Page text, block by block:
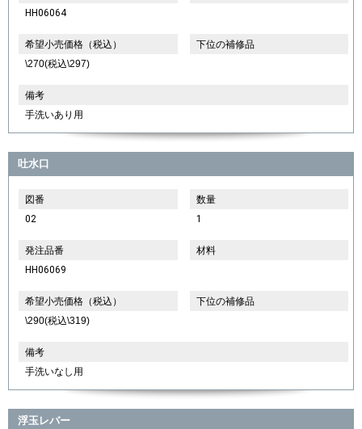
HH06064
希望小売価格（税込）
\270(税込\297)
下位の補修品
備考
手洗いあり用
吐水口
図番
02
数量
1
発注品番
HH06069
材料
希望小売価格（税込）
\290(税込\319)
下位の補修品
備考
手洗いなし用
浮玉レバー